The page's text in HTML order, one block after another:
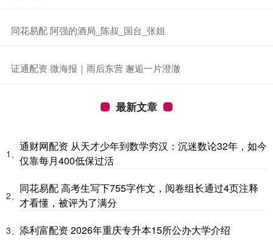
​同花易配 阿强的酒局_陈叔_国台_张姐
​证通配资 微海报｜雨后东营 邂逅一片澄澈
最新文章
1、
通财网配资 从天才少年到数学穷汉：沉迷数论32年，如今
仅靠每月400低保过活
2、
同花易配 高考生写下755字作文，阅卷组长通过4页注释
才看懂，被评为了满分
3、 添利富配资 2026年重庆专升本15所公办大学介绍